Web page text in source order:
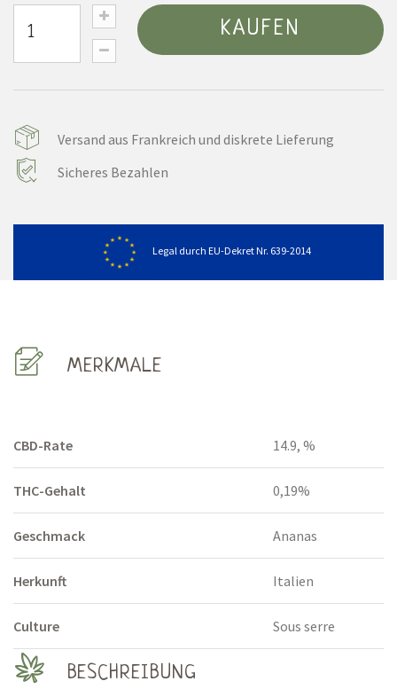
KAUFEN
Versand aus Frankreich und diskrete Lieferung
Sicheres Bezahlen
Legal durch EU-Dekret Nr. 639-2014
MERKMALE
CBD-Rate 14.9, %
THC-Gehalt 0,19%
Geschmack Ananas
Herkunft Italien
Culture Sous serre
BESCHREIBUNG